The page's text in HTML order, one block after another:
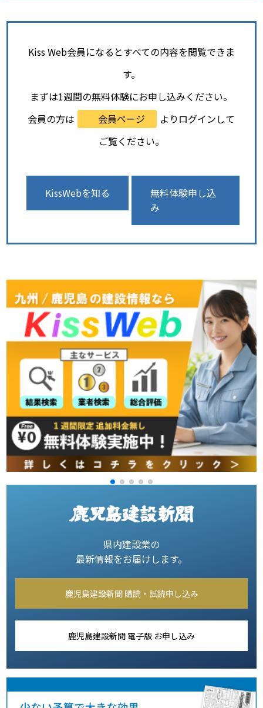
Kiss Web会員になるとすべての内容を閲覧できま
す。
まずは1週間の無料体験にお申し込みください。
会員の方は
会員ページ
よりログインして
ご覧ください。
KissWebを知る
無料体験申し込
み
県内建設業の
最新情報をお届けします。
鹿児島建設新聞 購読・試読申し込み
鹿児島建設新聞 電子版 お申し込み